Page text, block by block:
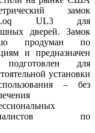
замок
UL3 для
дверей. Замок
продуман по
и предназначен
для
установки
– без
по